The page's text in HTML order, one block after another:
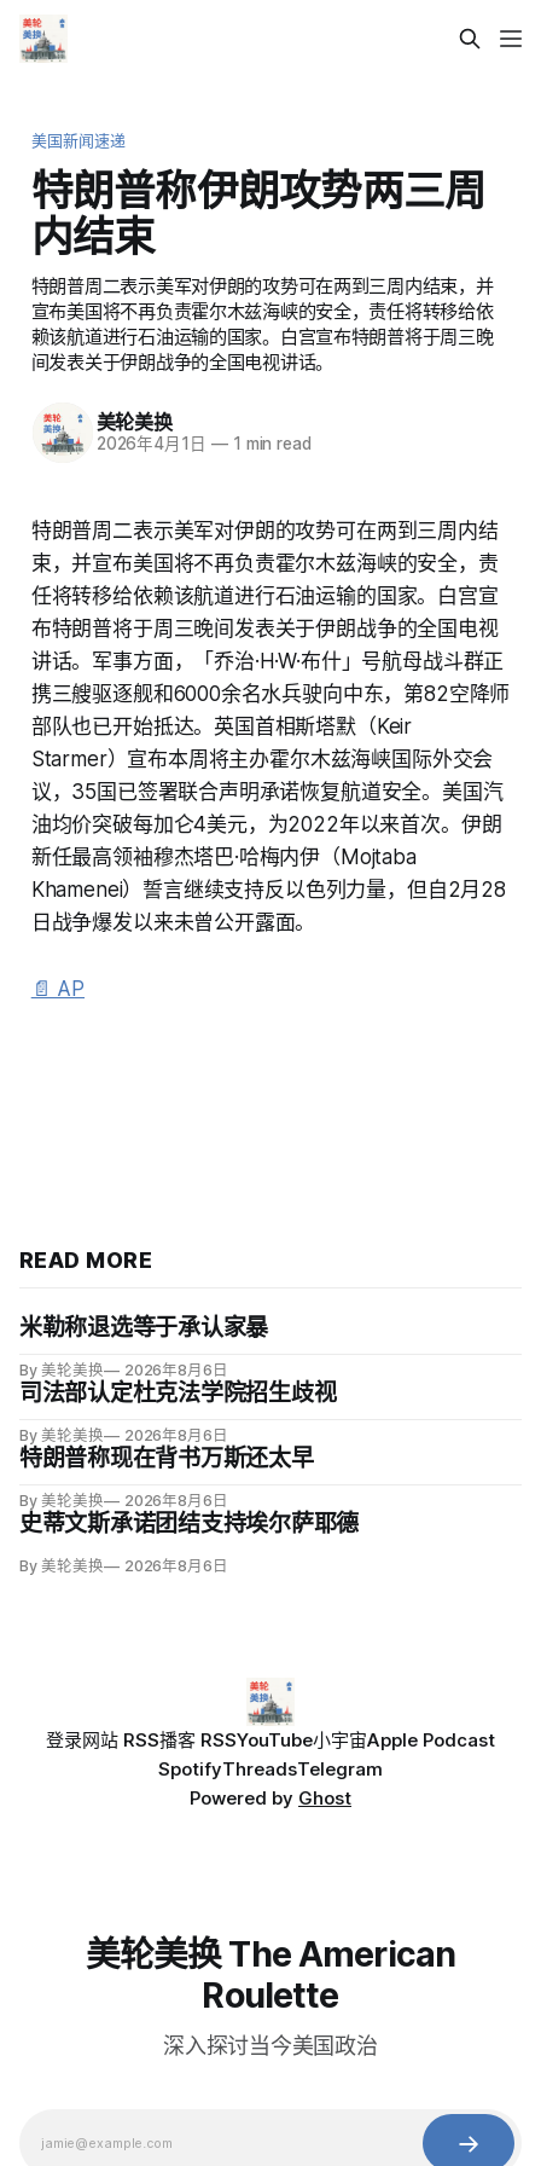
美国新闻速递
特朗普称伊朗攻势两三周
内结束
特朗普周二表示美军对伊朗的攻势可在两到三周内结束，并
宣布美国将不再负责霍尔木兹海峡的安全，责任将转移给依
赖该航道进行石油运输的国家。白宫宣布特朗普将于周三晚
间发表关于伊朗战争的全国电视讲话。
美轮美换
2026年4月1日 —1 min read
特朗普周二表示美军对伊朗的攻势可在两到三周内结
束，并宣布美国将不再负责霍尔木兹海峡的安全，责
任将转移给依赖该航道进行石油运输的国家。白宫宣
布特朗普将于周三晚间发表关于伊朗战争的全国电视
讲话。军事方面，「乔治·H·W·布什」号航母战斗群正
携三艘驱逐舰和6000余名水兵驶向中东，第82空降师
部队也已开始抵达。英国首相斯塔默（Keir
Starmer）宣布本周将主办霍尔木兹海峡国际外交会
议，35国已签署联合声明承诺恢复航道安全。美国汽
油均价突破每加仑4美元，为2022年以来首次。伊朗
新任最高领袖穆杰塔巴·哈梅内伊（Mojtaba
Khamenei）誓言继续支持反以色列力量，但自2月28
日战争爆发以来未曾公开露面。
📄 AP
READ MORE
米勒称退选等于承认家暴
By 美轮美换 2026年8月6日
司法部认定杜克法学院招生歧视
By 美轮美换 2026年8月6日
特朗普称现在背书万斯还太早
By 美轮美换 2026年8月6日
史蒂文斯承诺团结支持埃尔萨耶德
By 美轮美换 2026年8月6日
登录网站 RSS播客 RSSYouTube小宇宙Apple Podcast
SpotifyThreadsTelegram
Powered by Ghost
美轮美换 The American
Roulette
深入探讨当今美国政治